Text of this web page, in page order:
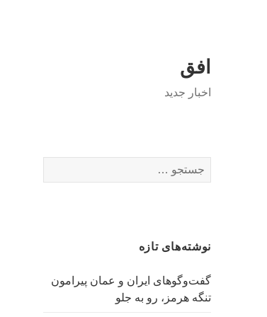
افق
اخبار جدید
برای:
نوشته‌های تازه
گفت‌وگوهای ایران و عمان پیرامون
تنگه هرمز، رو به جلو